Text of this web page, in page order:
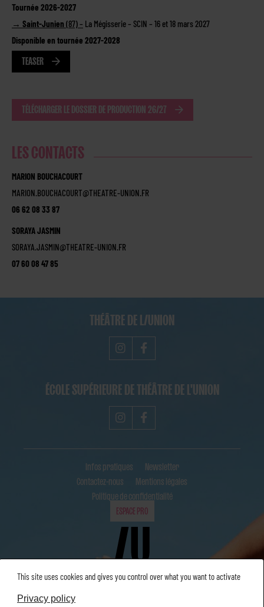
Tournée 2026-2027
→ Saint-Junien (87) – La Mégisserie – SCIN – 16 et 18 mars 2027
Disponible en tournée 2027-2028
TEASER
TÉLÉCHARGER LE DOSSIER DE PRODUCTION 26/27
LES CONTACTS
MARION BOUCHACOURT
MARION.BOUCHACOURT@THEATRE-UNION.FR
06 62 08 33 87
SORAYA JASMIN
SORAYA.JASMIN@THEATRE-UNION.FR
07 60 08 47 85
THÉÂTRE DE L/UNION
ÉCOLE SUPÉRIEURE DE THÉÂTRE DE L'UNION
Infos pratiques
Newsletter
Contactez-nous
Mentions légales
Politique de confidentialité
ESPACE PRO
This site uses cookies and gives you control over what you want to activate
Privacy policy